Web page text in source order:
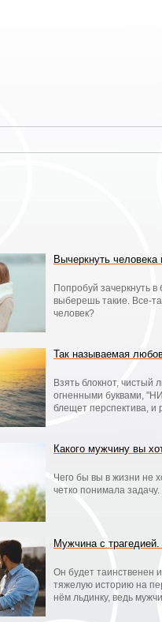
Вычеркнуть человека
Попробуй зачеркнуть
выберешь такие. Все-
человек?
Так называемая
Взять блокнот, чистый
огненными буквами,
блещет перспектива, и
Какого мужчину вы
Чего бы вы в жизни не
четко понимала задачу.
Мужчина с
Он будет таинственен
тяжелую историю на
нём льдинку, ведь